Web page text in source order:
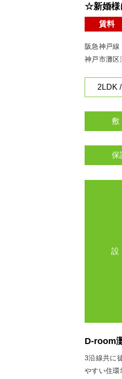
☆新婚様
賃料
阪急神戸
神戸市灘区
2LDK
保
D-room
3沿線共に
やすい住